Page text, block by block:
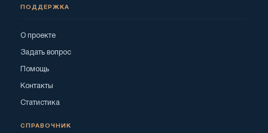
ПОДДЕРЖКА
О проекте
Задать вопрос
Помощь
Контакты
Статистика
СПРАВОЧНИК